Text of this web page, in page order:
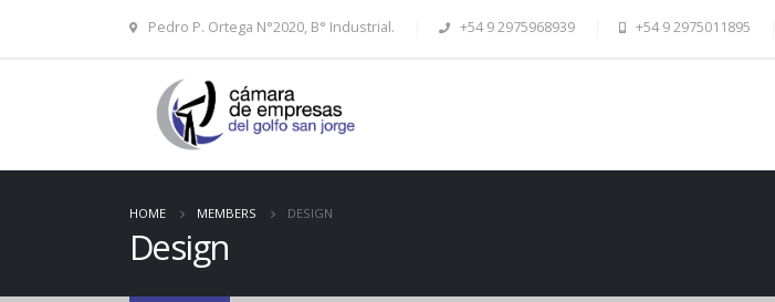
Pedro P. Ortega N°2020, B° Industrial. +54 9 2975968939 +54 9 2975011895
HOME MEMBERS DESIGN
Design